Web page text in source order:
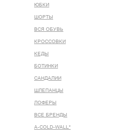
ЮБКИ
ШОРТЫ
ВСЯ ОБУВЬ
КРОССОВКИ
КЕДЫ
БОТИНКИ
САНДАЛИИ
ШЛЕПАНЦЫ
ЛОФЕРЫ
ВСЕ БРЕНДЫ
A-COLD-WALL*